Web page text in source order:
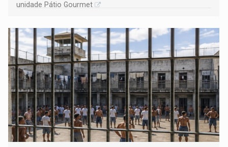
unidade Pátio Gourmet